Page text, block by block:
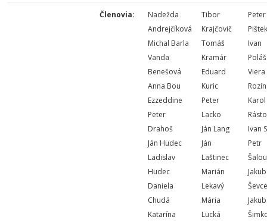
Členovia:
Nadežda
Andrejčíková
Michal Barla
Vanda
Benešová
Anna Bou
Ezzeddine
Peter
Drahoš
Ján Hudec
Ladislav
Hudec
Daniela
Chudá
Katarína
Tibor
Krajčovič
Tomáš
Kramár
Eduard
Kuric
Peter
Lacko
Ján Lang
Ján
Laštinec
Marián
Lekavý
Mária
Lucká
Peter
Pištek
Ivan
Viera
Karol
Ivan
Petr
Jakub
Jakub